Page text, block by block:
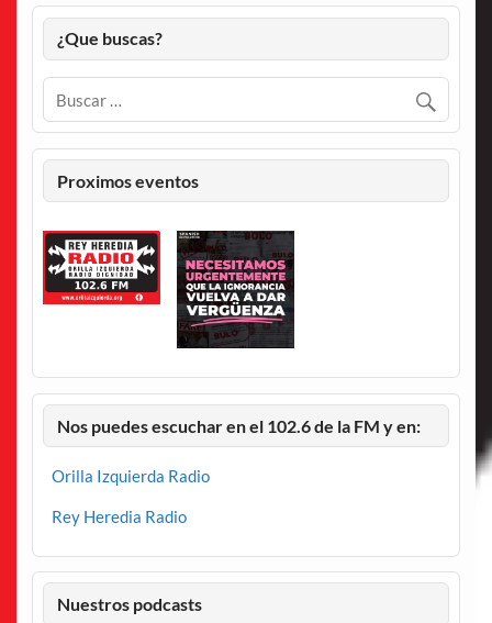
¿Que buscas?
Proximos eventos
Nos puedes escuchar en el 102.6 de la FM y en:
Orilla Izquierda Radio
Rey Heredia Radio
Nuestros podcasts